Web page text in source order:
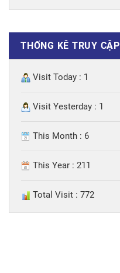
THỐNG KÊ TRUY CẬP
Visit Today : 1
Visit Yesterday : 1
This Month : 6
This Year : 211
Total Visit : 772